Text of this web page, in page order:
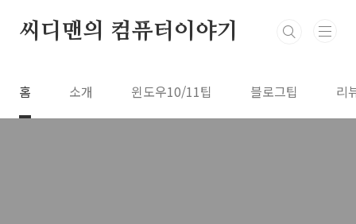
씨디맨의 컴퓨터이야기
홈 소개 윈도우10/11팁 블로그팁 리